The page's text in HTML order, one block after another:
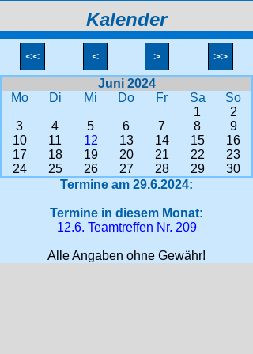
Kalender
<< < >
>>
Juni 2024
Mo
Di Mi Do Fr Sa
So
1
2
3
4 5 6 7 8
9
10
11 12 13 14 15
16
17
18 19 20 21 22
23
24
25 26 27 28 29
30
Termine am 29.6.2024:
Termine in diesem Monat:
12.6. Teamtreffen Nr. 209
Alle Angaben ohne Gewähr!